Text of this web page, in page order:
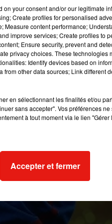
ce fut encore le cas
s’aiment pas beaucoup. Si
un échange musclé.
te battre » que Cavani
du stade où des insultes
charrúa, que lo invitó
your consent and/or our legitimate
Create profiles for personalised
content performance;
improve services; Create profiles to
Ensure security, prevent and
privacy choices. These technologies
Identify devices based on
other data sources; Link different
en sélectionnant les finalités et/ou
sans accepter". Vos préférences
à tout moment via le lien
Accepter et fermer